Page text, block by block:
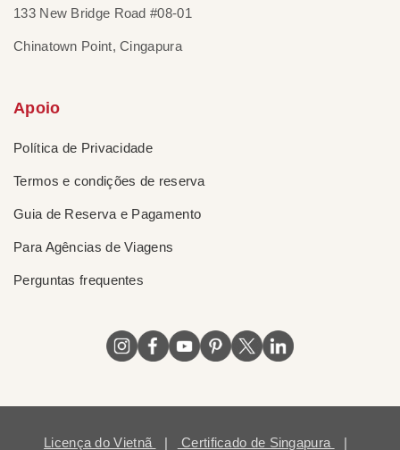
133 New Bridge Road #08-01
Chinatown Point, Cingapura
Apoio
Política de Privacidade
Termos e condições de reserva
Guia de Reserva e Pagamento
Para Agências de Viagens
Perguntas frequentes
Licença do Vietnã | Certificado de Singapura |